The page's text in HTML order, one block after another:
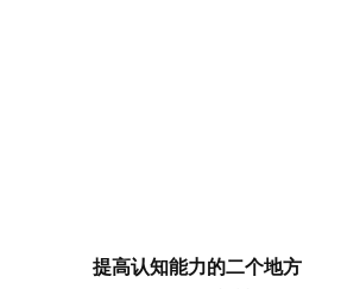
提高认知能力的二个地方